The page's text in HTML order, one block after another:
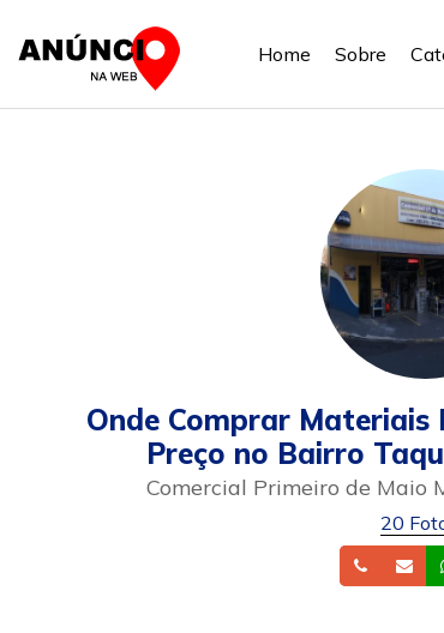
Home Sobre
Onde Comprar Materiais
Preço no Bairro
Comercial Primeiro de Maio
20